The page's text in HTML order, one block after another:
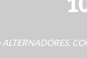
ALTERNADORES,